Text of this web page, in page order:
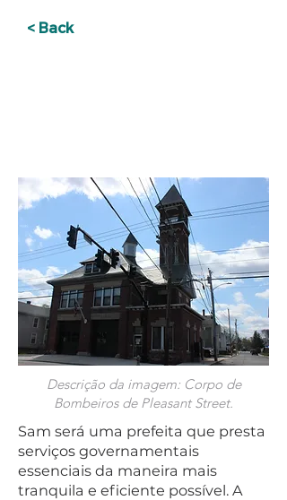
< Back
Descrição da imagem: Corpo de
Bombeiros de Pleasant Street.
Sam será uma prefeita que presta
serviços governamentais
essenciais da maneira mais
tranquila e eficiente possível. A